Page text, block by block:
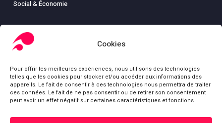
Cookies
Pour offrir les meilleures expériences, nous utilisons des technologies
telles que les cookies pour stocker et/ou accéder aux informations des
appareils. Le fait de consentir à ces technologies nous permettra de traiter
ces données. Le fait de ne pas consentir ou de retirer son consentement
peut avoir un effet négatif sur certaines caractéristiques et fonctions.
Social & Économie
LIBRAIRIE
Boutique
Carte
Mon compte